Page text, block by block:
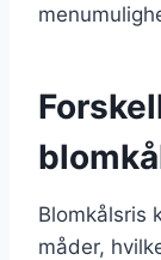
Blomkålsris
måder,